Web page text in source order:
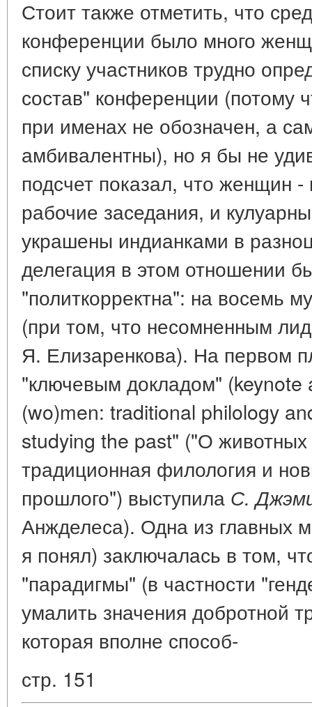
Стоит также отметить, что
конференции было много
списку участников трудно
состав" конференции (потому
при именах не обозначен, а
амбивалентны), но я бы не
подсчет показал, что женщин
рабочие заседания, и
украшены индианками в
делегация в этом отношении
"политкорректна": на восемь
(при том, что несомненным
Я. Елизаренкова). На первом
"ключевым докладом"
(wo)men: traditional philology
studying the past" ("О
традиционная филология и
прошлого") выступила С.
Анжделеса). Одна из главных
я понял) заключалась в том,
"парадигмы" (в частности
умалить значения добротной
которая вполне способ-
стр. 151